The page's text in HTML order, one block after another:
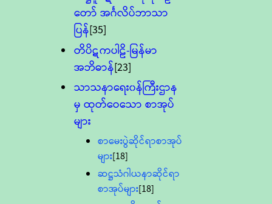
တော် အင်္ဂလိပ်ဘာသာ
ပြန်[35]
တိပိဋကပါဠိ-မြန်မာ
အဘိဓာန်[23]
သာသနာရေး၀န်ကြီးဌာန
မှ ထုတ်ဝေသော စာအုပ်
များ
စာမေးပွဲဆိုင်ရာစာအုပ်
များ[18]
ဆဋ္ဌသံဂါယနာဆိုင်ရာ
စာအုပ်များ[18]